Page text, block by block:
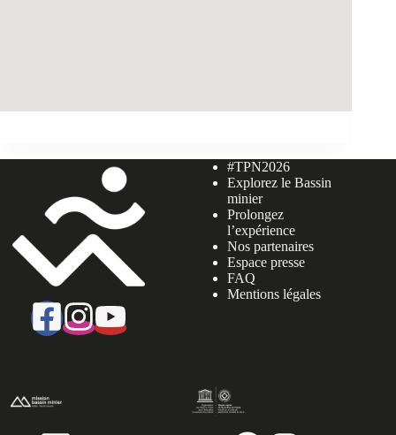
#TPN2026
Explorez le Bassin
minier
Prolongez
l’expérience
Nos partenaires
Espace presse
FAQ
Mentions légales